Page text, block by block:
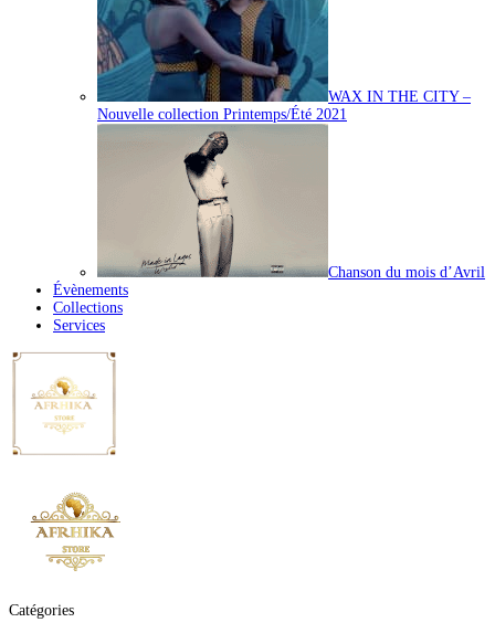
WAX IN THE CITY –
Nouvelle collection Printemps/Été 2021
Chanson du mois d’Avril
Évènements
Collections
Services
Catégories